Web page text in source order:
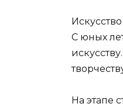
С юных
На этапе